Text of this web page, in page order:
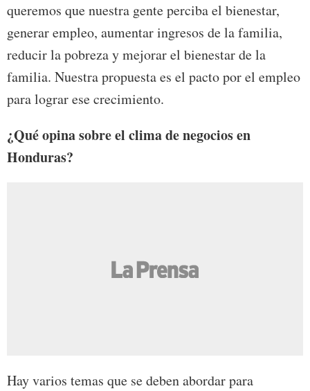
queremos que nuestra gente perciba el bienestar,
generar empleo, aumentar ingresos de la familia,
reducir la pobreza y mejorar el bienestar de la
familia. Nuestra propuesta es el pacto por el empleo
para lograr ese crecimiento.
¿Qué opina sobre el clima de negocios en
Honduras?
Hay varios temas que se deben abordar para